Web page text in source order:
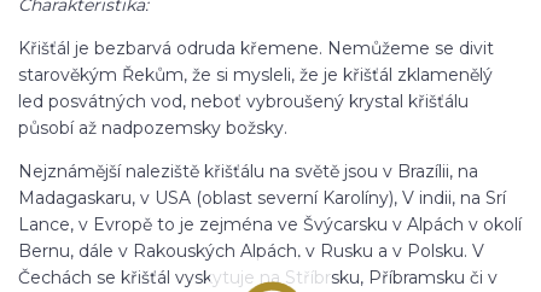
Charakteristika:
Křišťál je bezbarvá odruda křemene. Nemůžeme se divit
starověkým Řekům, že si mysleli, že je křišťál zklamenělý
led posvátných vod, neboť vybroušený krystal křišťálu
působí až nadpozemsky božsky.
Nejznámější naleziště křišťálu na světě jsou v Brazílii, na
Madagaskaru, v USA (oblast severní Karolíny), V indii, na Srí
Lance, v Evropě to je zejména ve Švýcarsku v Alpách v okolí
Bernu, dále v Rakouských Alpách, v Rusku a v Polsku. V
Čechách se křišťál vyskytuje na Stříbrsku, Příbramsku či v